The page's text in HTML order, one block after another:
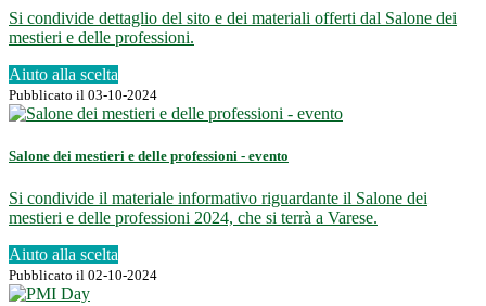
Si condivide dettaglio del sito e dei materiali offerti dal Salone dei
mestieri e delle professioni.
Aiuto alla scelta
Pubblicato il 03-10-2024
Salone dei mestieri e delle professioni - evento
Si condivide il materiale informativo riguardante il Salone dei
mestieri e delle professioni 2024, che si terrà a Varese.
Aiuto alla scelta
Pubblicato il 02-10-2024